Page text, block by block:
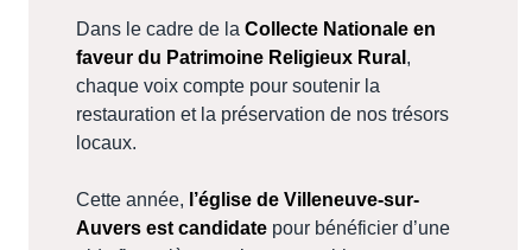
Dans le cadre de la Collecte Nationale en
faveur du Patrimoine Religieux Rural ,
chaque voix compte pour soutenir la
restauration et la préservation de nos trésors
locaux.
Cette année, l’église de Villeneuve-sur-
Auvers est candidate pour bénéficier d’une